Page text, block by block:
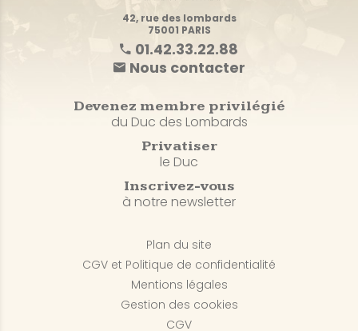
42, rue des lombards
75001 PARIS
01.42.33.22.88
Nous contacter
Devenez membre privilégié
du Duc des Lombards
Privatiser
le Duc
Inscrivez-vous
à notre newsletter
Plan du site
CGV et Politique de confidentialité
Mentions légales
Gestion des cookies
CGV